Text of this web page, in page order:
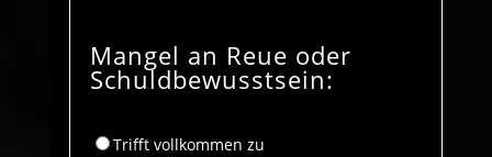
Mangel an Reue oder
Schuldbewusstsein:
Trifft vollkommen zu